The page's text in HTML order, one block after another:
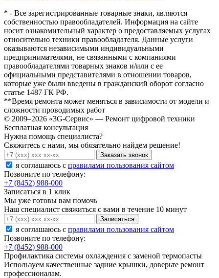
* - Все зарегистрированные товарные знаки, являются
собственностью правообладателей. Информация на сайте
носит ознакомительный характер о предоставляемых услугах
относительно техники правообладателя. Данные услуги
оказываются независимыми индивидуальными
предпринимателями, не связанными с компаниями
правообладателями товарных знаков и/или с ее
официальными представителями в отношении товаров,
которые уже были введены в гражданский оборот согласно
статье 1487 ГК РФ.
**Время ремонта может меняться в зависимости от модели и
сложности проводимых работ
© 2009–2026 «3G-Сервис» — Ремонт цифровой техники
Бесплатная консультация
Нужна помощь специалиста?
Свяжитесь с нами, мы обязательно найдем решение!
Заказать звонок
я соглашаюсь c правилами пользования сайтом
Позвоните по телефону:
+7 (8452) 988-000
Записаться в 1 клик
Мы уже готовы вам помочь
Наш специалист свяжиться с вами в течение 10 минут
Записаться
я соглашаюсь c правилами пользования сайтом
Позвоните по телефону:
+7 (8452) 988-000
Профилактика системы охлаждения с заменой термопасты
Используем качественные задние крышки, доверьте ремонт
профессионалам.